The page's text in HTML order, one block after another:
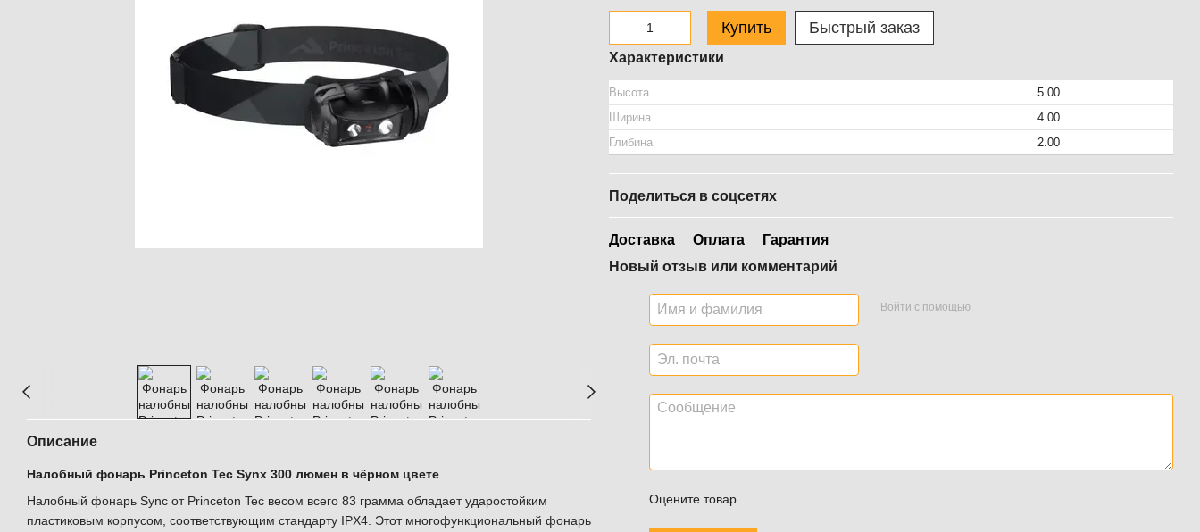
Описание
Налобный фонарь Princeton Tec Synx 300 люмен в чёрном цвете
Налобный фонарь Sync от Princeton Tec весом всего 83 грамма обладает ударостойким
пластиковым корпусом, соответствующим стандарту IPX4. Этот многофункциональный фонарь
Купить Быстрый заказ
Характеристики
Высота
5.00
Ширина
4.00
Глибина
2.00
Поделиться в соцсетях
Доставка Оплата
Гарантия
Новый отзыв или комментарий
Войти с помощью
Оцените товар